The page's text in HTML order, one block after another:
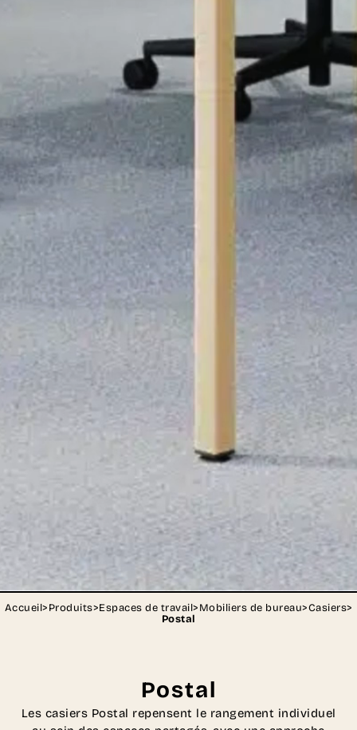
Accueil>Produits>Espaces de travail>Mobiliers de bureau>Casiers>
Postal
Postal
Les casiers Postal repensent le rangement individuel